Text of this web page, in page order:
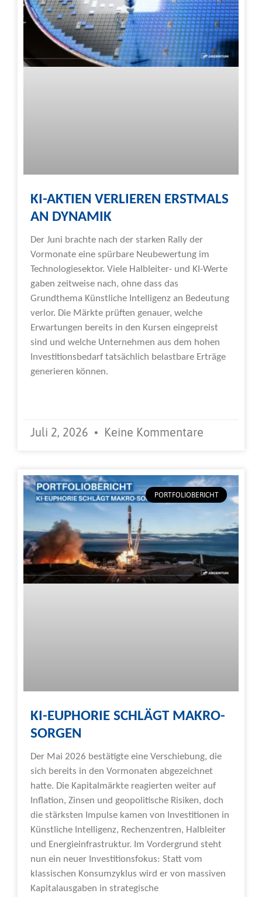
KI-AKTIEN VERLIEREN ERSTMALS
AN DYNAMIK
Der Juni brachte nach der starken Rally der
Vormonate eine spürbare Neubewertung im
Technologiesektor. Viele Halbleiter- und KI-Werte
gaben zeitweise nach, ohne dass das
Grundthema Künstliche Intelligenz an Bedeutung
verlor. Die Märkte prüften genauer, welche
Erwartungen bereits in den Kursen eingepreist
sind und welche Unternehmen aus dem hohen
Investitionsbedarf tatsächlich belastbare Erträge
generieren können.
Juli 2, 2026 Keine Kommentare
PORTFOLIOBERICHT
KI-EUPHORIE SCHLÄGT MAKRO-
SORGEN
Der Mai 2026 bestätigte eine Verschiebung, die
sich bereits in den Vormonaten abgezeichnet
hatte. Die Kapitalmärkte reagierten weiter auf
Inflation, Zinsen und geopolitische Risiken, doch
die stärksten Impulse kamen von Investitionen in
Künstliche Intelligenz, Rechenzentren, Halbleiter
und Energieinfrastruktur. Im Vordergrund steht
nun ein neuer Investitionsfokus: Statt vom
klassischen Konsumzyklus wird er von massiven
Kapitalausgaben in strategische